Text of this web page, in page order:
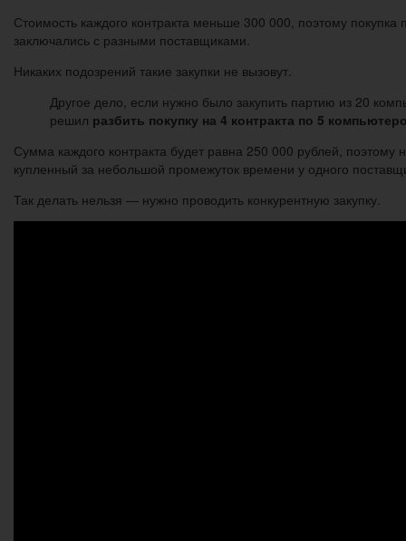
Стоимость каждого контракта меньше 300 000, поэтому
заключались с разными поставщиками.
Никаких подозрений такие закупки не вызовут.
Другое дело, если нужно было закупить партию из 20
решил разбить покупку на 4 контракта по 5
Сумма каждого контракта будет равна 250 000 рублей, поэтому
купленный за небольшой промежуток времени у одного
Так делать нельзя — нужно проводить конкурентную закупку.